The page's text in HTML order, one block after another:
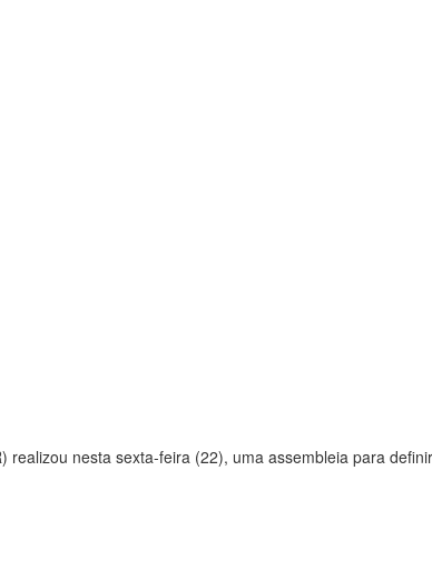
realizou nesta sexta-feira (22), uma assembleia para